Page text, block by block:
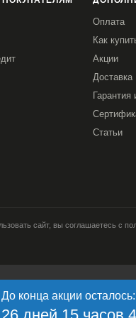
До конца акции осталось:
Оплата
Как
Акции
Доставка
Гарантия
Статьи
сайт, вы соглашаетесь с
язык ОС и
и